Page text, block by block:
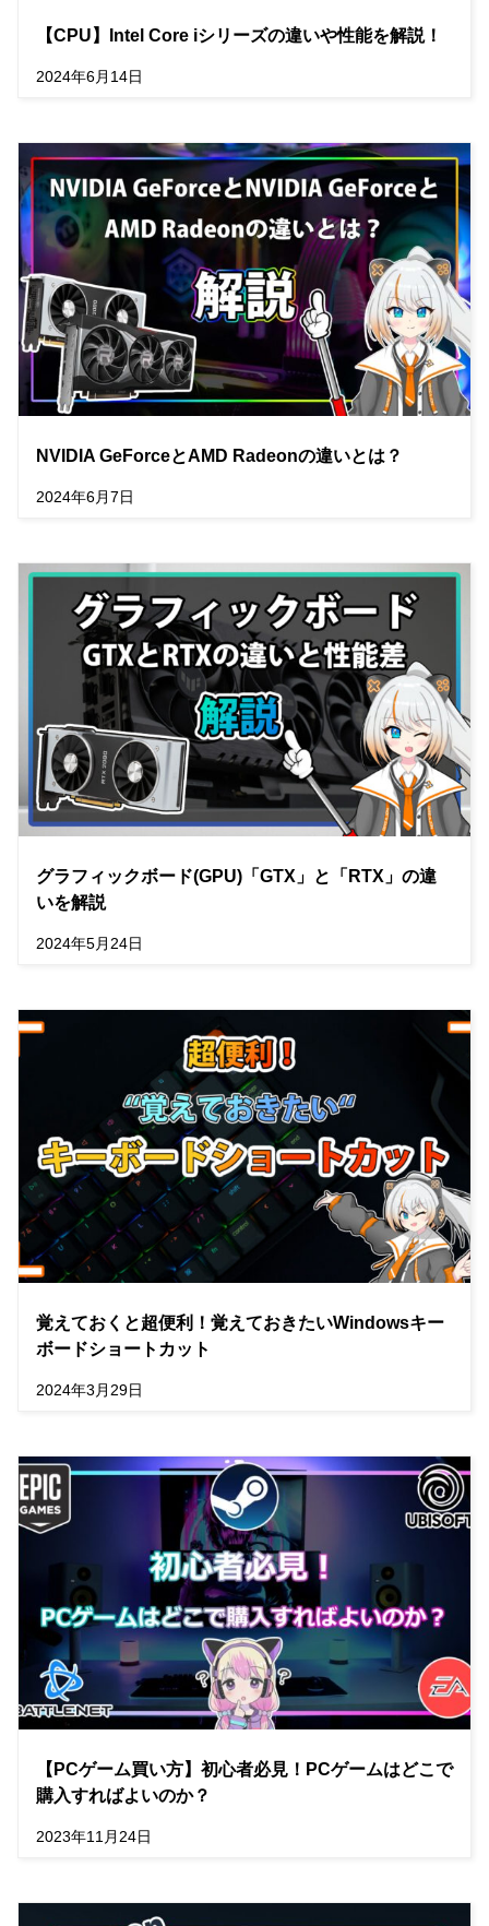
【CPU】Intel Core iシリーズの違いや性能を解説！
2024年6月14日
NVIDIA GeForceとAMD Radeonの違いとは？
2024年6月7日
グラフィックボード(GPU)「GTX」と「RTX」の違
いを解説
2024年5月24日
覚えておくと超便利！覚えておきたいWindowsキー
ボードショートカット
2024年3月29日
【PCゲーム買い方】初心者必見！PCゲームはどこで
購入すればよいのか？
2023年11月24日